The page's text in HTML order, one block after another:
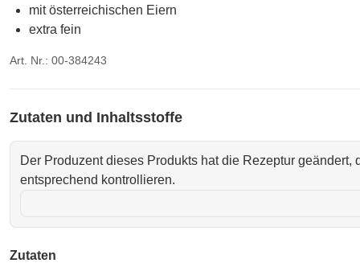
mit österreichischen Eiern
extra fein
Art. Nr.: 00-384243
Zutaten und Inhaltsstoffe
Der Produzent dieses Produkts hat die Rezeptur
entsprechend kontrollieren.
Zutaten